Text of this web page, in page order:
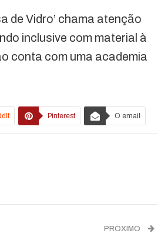
de Vidro’ chama atenção
inclusive com material à
conta com uma academia
Pinterest O email
PRÓXIMO